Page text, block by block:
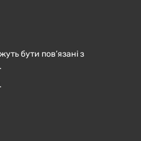
бути пов’язані з